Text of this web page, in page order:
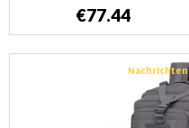
€77.44
Nachrichten